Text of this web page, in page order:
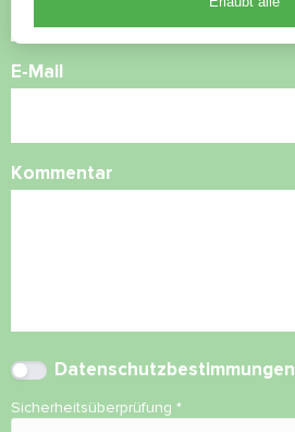
E-Mail
Kommentar
Datenschutzbestimmungen
Sicherheitsüberprüfung *